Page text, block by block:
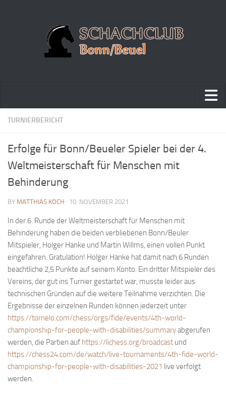
Home
Vereinsmeisterschaft
Vereinspokalturnier
Vereinsschnellschachmeisterschaft
Blitzturnierserie
Schnellturnierserie
Bayernpokal
Sommerturnier
Bonner Schnellschachturniere
Mannschaften
1. Mannschaft
3. Mannschaft
4. Mannschaft
Jugendschach
TURNIERBERICHT
Erfolge für Bonn/Beueler Spieler bei der 4.
Weltmeisterschaft für Menschen mit
Behinderung
BY MATTHIAS KOCH · 10. NOVEMBER 2021
In der 6. Runde der Weltmeisterschaft für Menschen mit
Behinderung haben die beiden verbliebenen Bonn/Beuler
Mitspieler, Holger Hanke und Martin Willms, einen vollen Punkt
eingefahren. Gratulation! Holger Hanke hat damit nach 6 Runden
beachtliche 2,5 Punkte auf seinem Konto. Ein dritter Mitspieler des
Vereins, der gut ins Turnier gestartet war, musste leider aus
technischen Gründen auf die weitere Teilnahme verzichten. Die
Ergebnisse der einzelnen Runden können jederzeit unter
https://tornelo.com/chess/orgs/fide/events/4th-world-
championship-for-people-with-disabilities/summaryabgerufen
werden, die Partien auf https://lichess.org/broadcast und
https://chess24.com/de/watch/live-tournaments/4th-fide-world-
championship-for-people-with-disabilities-2021 live verfolgt
werden.